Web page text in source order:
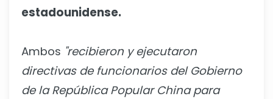
estadounidense.
Ambos "recibieron y ejecutaron
directivas de funcionarios del Gobierno
de la República Popular China para